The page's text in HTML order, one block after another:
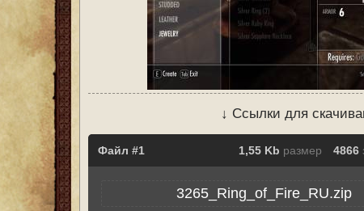
↓ Ссылки для
Файл 1,55 Kb размер 4866
3265_Ring_of_Fire_RU.zip